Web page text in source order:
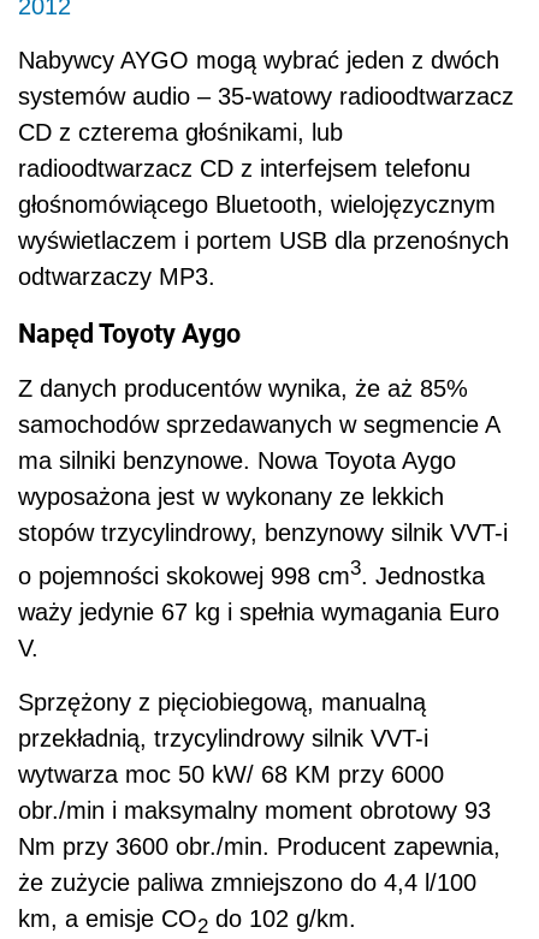
2012
Nabywcy AYGO mogą wybrać jeden z dwóch
systemów audio – 35-watowy radioodtwarzacz
CD z czterema głośnikami, lub
radioodtwarzacz CD z interfejsem telefonu
głośnomówiącego Bluetooth, wielojęzycznym
wyświetlaczem i portem USB dla przenośnych
odtwarzaczy MP3.
Napęd Toyoty Aygo
Z danych producentów wynika, że aż 85%
samochodów sprzedawanych w segmencie A
ma silniki benzynowe. Nowa Toyota Aygo
wyposażona jest w wykonany ze lekkich
stopów trzycylindrowy, benzynowy silnik VVT-i
o pojemności skokowej 998 cm3. Jednostka
waży jedynie 67 kg i spełnia wymagania Euro
V.
Sprzężony z pięciobiegową, manualną
przekładnią, trzycylindrowy silnik VVT-i
wytwarza moc 50 kW/ 68 KM przy 6000
obr./min i maksymalny moment obrotowy 93
Nm przy 3600 obr./min. Producent zapewnia,
że zużycie paliwa zmniejszono do 4,4 l/100
km, a emisje CO2 do 102 g/km.